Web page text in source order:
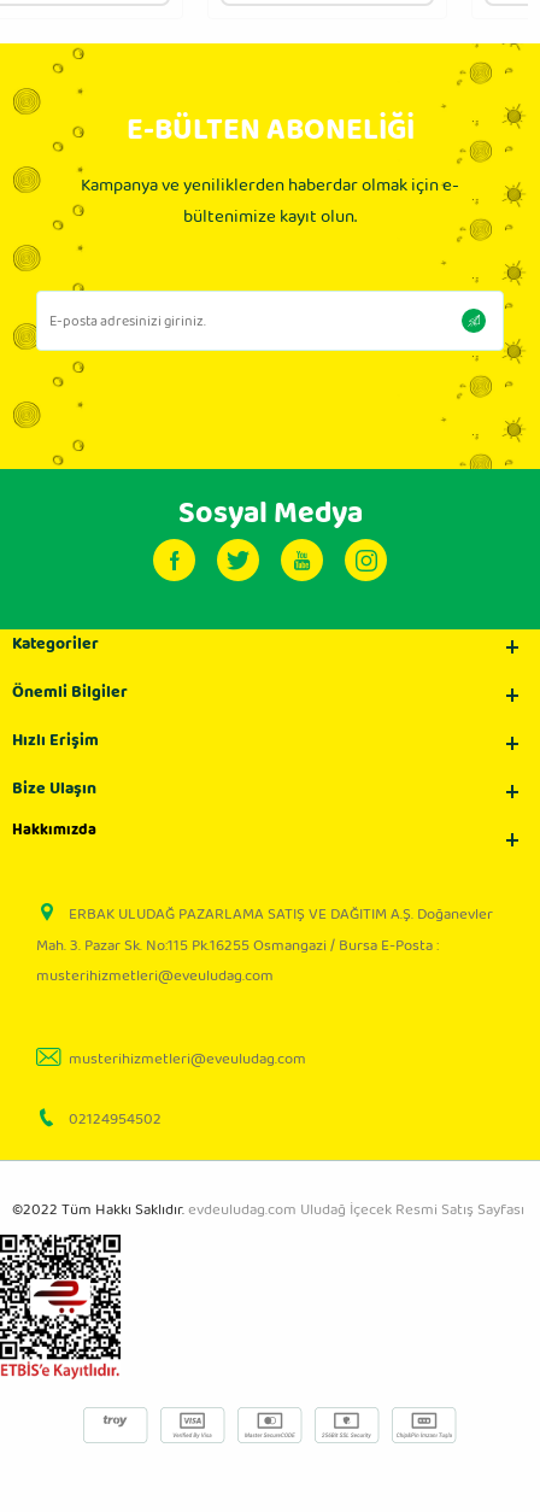
E-BÜLTEN ABONELİĞİ
Kampanya ve yeniliklerden haberdar olmak için e-
bültenimize kayıt olun.
Sosyal Medya
Kategoriler
Önemli Bilgiler
Hızlı Erişim
Bize Ulaşın
Hakkımızda
ERBAK ULUDAĞ PAZARLAMA SATIŞ VE DAĞITIM A.Ş. Doğanevler
Mah. 3. Pazar Sk. No:115 Pk.16255 Osmangazi / Bursa E-Posta :
musterihizmetleri@eveuludag.com
musterihizmetleri@eveuludag.com
02124954502
©2022 Tüm Hakkı Saklıdır.evdeuludag.com Uludağ İçecek Resmi Satış Sayfası